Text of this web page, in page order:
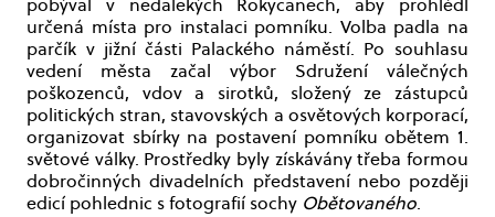
určená místa pro instalaci pomníku. Volba padla na
parčík v jižní části Palackého náměstí. Po souhlasu
vedení města začal výbor Sdružení válečných
poškozenců, vdov a sirotků, složený ze zástupců
politických stran, stavovských a osvětových korporací,
organizovat sbírky na postavení pomníku obětem 1.
světové války. Prostředky byly získávány třeba formou
dobročinných divadelních představení nebo později
edicí pohlednic s fotografií sochy Obětovaného.